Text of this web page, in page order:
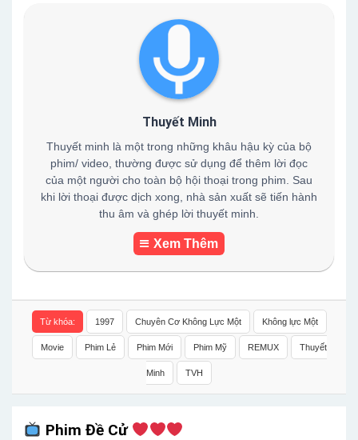
Thuyết Minh
Thuyết minh là một trong những khâu hậu kỳ của bộ
phim/ video, thường được sử dụng để thêm lời đọc
của một người cho toàn bộ hội thoại trong phim. Sau
khi lời thoại được dịch xong, nhà sản xuất sẽ tiến hành
thu âm và ghép lời thuyết minh.
Xem Thêm
Từ khóa: 1997 Chuyên Cơ Không Lực Một Không lực Một
Movie Phim Lẻ Phim Mới Phim Mỹ REMUX Thuyết
Minh TVH
Phim Đề Cử